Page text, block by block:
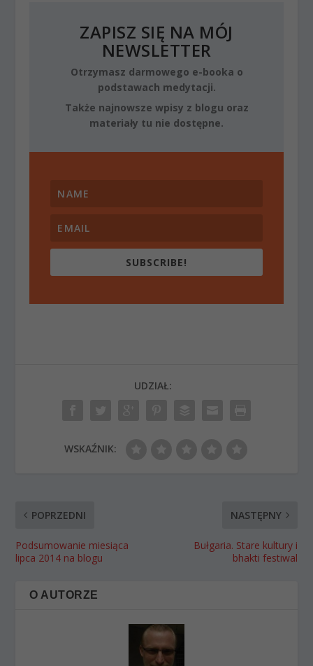
ZAPISZ SIĘ NA MÓJ
NEWSLETTER
Otrzymasz darmowego e-booka o
podstawach medytacji.
Także najnowsze wpisy z blogu oraz
materiały tu nie dostępne.
SUBSCRIBE!
UDZIAŁ:
WSKAŹNIK:
POPRZEDNI
Podsumowanie miesiąca
lipca 2014 na blogu
NASTĘPNY
Bułgaria. Stare kultury i
bhakti festiwal
O AUTORZE